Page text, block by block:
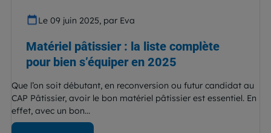
Le 09 juin 2025, par Eva
Matériel pâtissier : la liste complète
pour bien s’équiper en 2025
Que l’on soit débutant, en reconversion ou futur candidat au
CAP Pâtissier, avoir le bon matériel pâtissier est essentiel. En
effet, avec un bon...